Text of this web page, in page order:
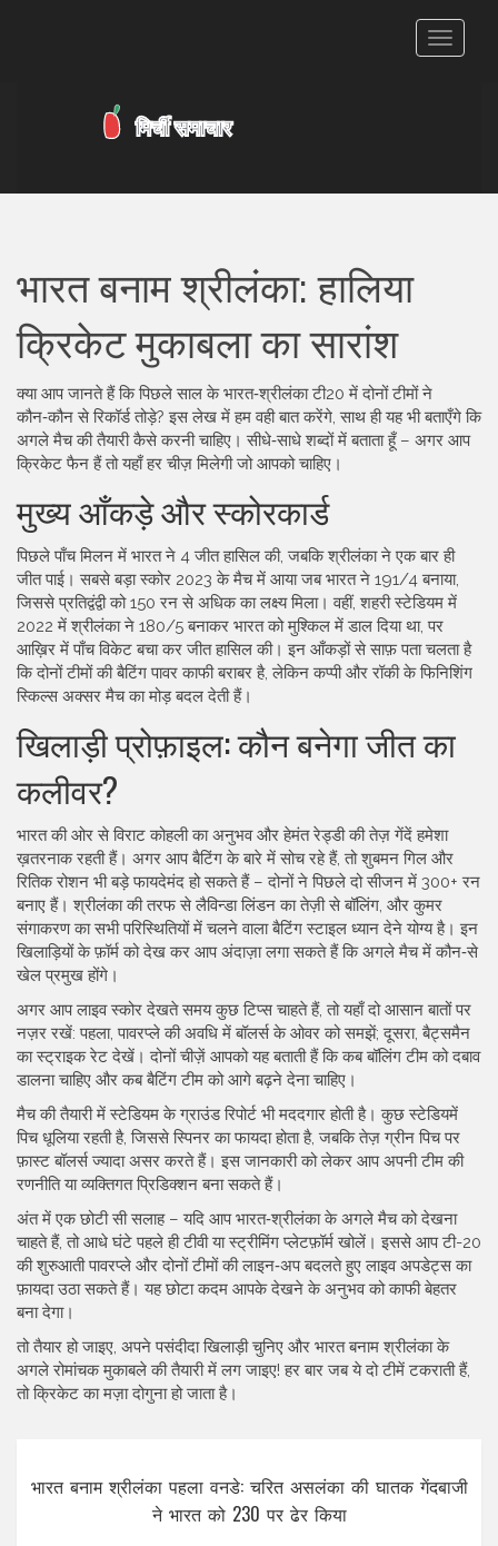
टॉगल
भारत बनाम श्रीलंका: हालिया
क्रिकेट मुकाबला का सारांश
क्या आप जानते हैं कि पिछले साल के भारत‑श्रीलंका टी20 में दोनों टीमों ने
कौन‑कौन से रिकॉर्ड तोड़े? इस लेख में हम वही बात करेंगे, साथ ही यह भी बताएँगे कि
अगले मैच की तैयारी कैसे करनी चाहिए। सीधे‑साधे शब्दों में बताता हूँ – अगर आप
क्रिकेट फैन हैं तो यहाँ हर चीज़ मिलेगी जो आपको चाहिए।
मुख्य आँकड़े और स्कोरकार्ड
पिछले पाँच मिलन में भारत ने 4 जीत हासिल की, जबकि श्रीलंका ने एक बार ही
जीत पाई। सबसे बड़ा स्कोर 2023 के मैच में आया जब भारत ने 191/4 बनाया,
जिससे प्रतिद्वंद्वी को 150 रन से अधिक का लक्ष्य मिला। वहीं, शहरी स्टेडियम में
2022 में श्रीलंका ने 180/5 बनाकर भारत को मुश्किल में डाल दिया था, पर
आख़िर में पाँच विकेट बचा कर जीत हासिल की। इन आँकड़ों से साफ़ पता चलता है
कि दोनों टीमों की बैटिंग पावर काफी बराबर है, लेकिन कप्पी और रॉकी के फिनिशिंग
स्किल्स अक्सर मैच का मोड़ बदल देती हैं।
खिलाड़ी प्रोफ़ाइल: कौन बनेगा जीत का
कलीवर?
भारत की ओर से विराट कोहली का अनुभव और हेमंत रेड्डी की तेज़ गेंदें हमेशा
ख़तरनाक रहती हैं। अगर आप बैटिंग के बारे में सोच रहे हैं, तो शुबमन गिल और
रितिक रोशन भी बड़े फायदेमंद हो सकते हैं – दोनों ने पिछले दो सीजन में 300+ रन
बनाए हैं। श्रीलंका की तरफ से लैविन्डा लिंडन का तेज़ी से बॉलिंग, और कुमर
संगाकरण का सभी परिस्थितियों में चलने वाला बैटिंग स्टाइल ध्यान देने योग्य है। इन
खिलाड़ियों के फ़ॉर्म को देख कर आप अंदाज़ा लगा सकते हैं कि अगले मैच में कौन‑से
खेल प्रमुख होंगे।
अगर आप लाइव स्कोर देखते समय कुछ टिप्स चाहते हैं, तो यहाँ दो आसान बातों पर
नज़र रखें: पहला, पावरप्ले की अवधि में बॉलर्स के ओवर को समझें; दूसरा, बैट्समैन
का स्ट्राइक रेट देखें। दोनों चीज़ें आपको यह बताती हैं कि कब बॉलिंग टीम को दबाव
डालना चाहिए और कब बैटिंग टीम को आगे बढ़ने देना चाहिए।
मैच की तैयारी में स्टेडियम के ग्राउंड रिपोर्ट भी मददगार होती है। कुछ स्टेडियमें
पिच धूलिया रहती है, जिससे स्पिनर का फायदा होता है, जबकि तेज़ ग्रीन पिच पर
फ़ास्ट बॉलर्स ज्यादा असर करते हैं। इस जानकारी को लेकर आप अपनी टीम की
रणनीति या व्यक्तिगत प्रिडिक्शन बना सकते हैं।
अंत में एक छोटी सी सलाह – यदि आप भारत‑श्रीलंका के अगले मैच को देखना
चाहते हैं, तो आधे घंटे पहले ही टीवी या स्ट्रीमिंग प्लेटफ़ॉर्म खोलें। इससे आप टी-20
की शुरुआती पावरप्ले और दोनों टीमों की लाइन‑अप बदलते हुए लाइव अपडेट्स का
फ़ायदा उठा सकते हैं। यह छोटा कदम आपके देखने के अनुभव को काफी बेहतर
बना देगा।
तो तैयार हो जाइए, अपने पसंदीदा खिलाड़ी चुनिए और भारत बनाम श्रीलंका के
अगले रोमांचक मुकाबले की तैयारी में लग जाइए! हर बार जब ये दो टीमें टकराती हैं,
तो क्रिकेट का मज़ा दोगुना हो जाता है।
भारत बनाम श्रीलंका पहला वनडे: चरित असलंका की घातक गेंदबाजी
ने भारत को 230 पर ढेर किया